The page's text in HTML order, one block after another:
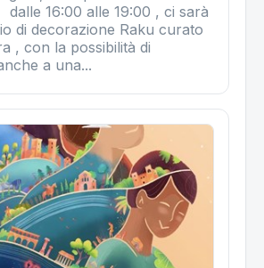
16:00 alle 19:00 , ci sarà
di decorazione Raku curato
, con la possibilità di
a una...